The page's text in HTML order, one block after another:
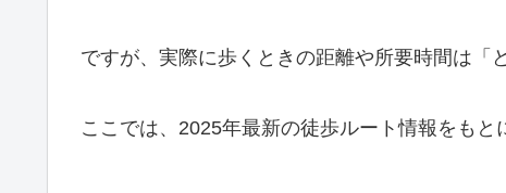
ですが、実際に歩くときの距離や所要時間は「
ここでは、2025年最新の徒歩ルート情報をもと